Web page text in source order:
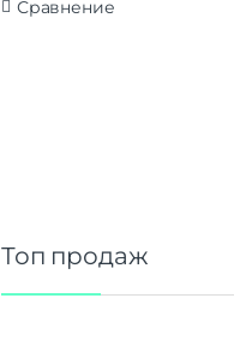
Сравнение
Топ продаж